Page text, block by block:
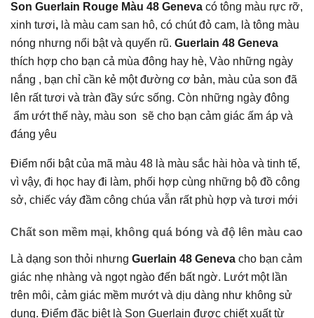
Son Guerlain Rouge Màu 48 Geneva có tông màu rực rỡ,
xinh tươi, là màu cam san hô, có chút đỏ cam, là tông màu
nóng nhưng nổi bật và quyến rũ. Guerlain 48 Geneva
thích hợp cho bạn cả mùa đông hay hè, Vào những ngày
nắng , bạn chỉ cần kẻ một đường cơ bản, màu của son đã
lên rất tươi và tràn đầy sức sống. Còn những ngày đông
ẩm ướt thế này, màu son sẽ cho bạn cảm giác ấm áp và
đáng yêu
Điểm nổi bật của mã màu 48 là màu sắc hài hòa và tinh tế,
vì vậy, đi học hay đi làm, phối hợp cùng những bộ đồ công
sở, chiếc váy đầm công chúa vẫn rất phù hợp và tươi mới
Chất son mềm mại, không quá bóng và độ lên màu cao
Là dạng son thỏi nhưng Guerlain 48 Geneva cho bạn cảm
giác nhẹ nhàng và ngọt ngào đến bất ngờ. Lướt một lần
trên môi, cảm giác mềm mướt và dịu dàng như không sử
dụng. Điểm đặc biệt là Son Guerlain được chiết xuất từ